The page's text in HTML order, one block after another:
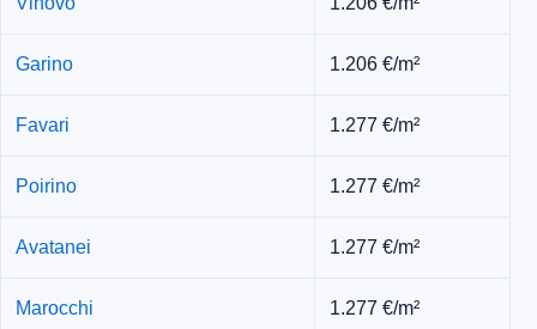
Garino 1.206 €/m²
Favari 1.277 €/m²
Poirino 1.277 €/m²
Avatanei 1.277 €/m²
Marocchi 1.277 €/m²